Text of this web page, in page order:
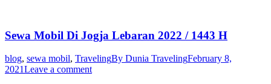
Sewa Mobil Di Jogja Lebaran 2022 / 1443 H
blog, sewa mobil, TravelingBy Dunia TravelingFebruary 8,
2021Leave a comment